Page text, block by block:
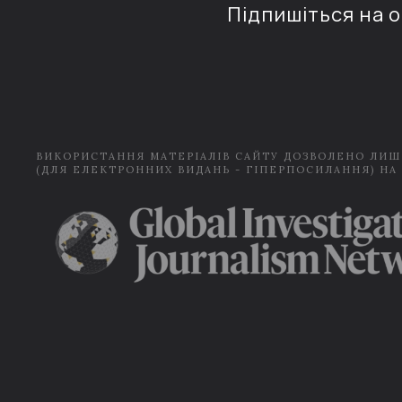
Підпишіться на
ВИКОРИСТАННЯ МАТЕРІАЛІВ САЙТУ ДОЗВОЛЕНО
(ДЛЯ ЕЛЕКТРОННИХ ВИДАНЬ - ГІПЕРПОСИЛАННЯ) НА